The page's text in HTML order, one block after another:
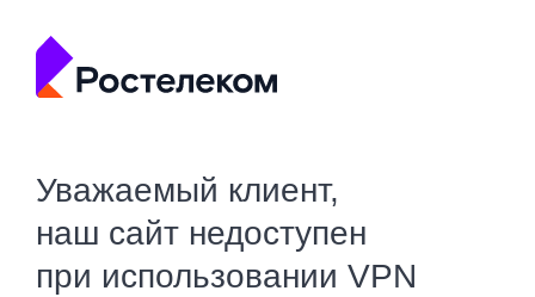
Уважаемый клиент,
наш сайт недоступен
при использовании VPN